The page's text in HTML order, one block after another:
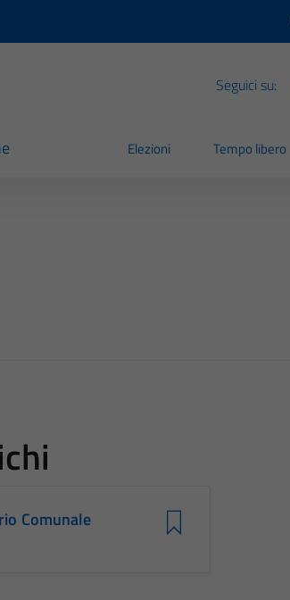
Seguici su:
Elezioni Tempo libero
Comunale